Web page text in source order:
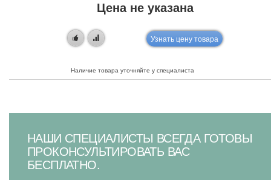
Цена не указана
Узнать цену товара
Наличие товара уточняйте у специалиста
НАШИ СПЕЦИАЛИСТЫ ВСЕГДА ГОТОВЫ
ПРОКОНСУЛЬТИРОВАТЬ ВАС
БЕСПЛАТНО.